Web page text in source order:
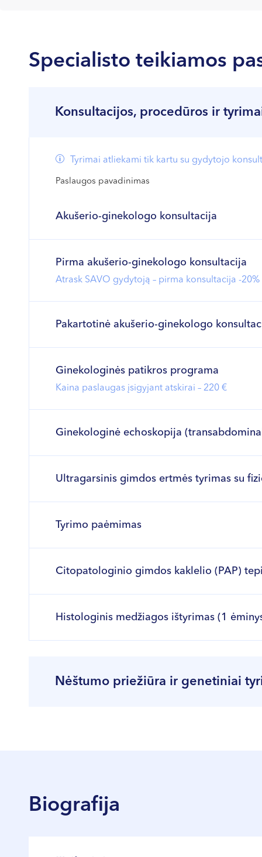
Specialisto teikiamos
Konsultacijos, procedūros ir
Tyrimai atliekami tik kartu su gydytojo
Paslaugos pavadinimas
Akušerio-ginekologo konsultacija
Pirma akušerio-ginekologo konsultacija
Atrask SAVO gydytoją – pirma konsultacija -
Pakartotinė akušerio-ginekologo
Ginekologinės patikros programa
Kaina paslaugas įsigyjant atskirai – 220 €
Ginekologinė echoskopija
Ultragarsinis gimdos ertmės tyrimas su
Tyrimo paėmimas
Citopatologinio gimdos kaklelio (PAP)
Histologinis medžiagos ištyrimas (1
Nėštumo priežiūra ir genetiniai
Biografija